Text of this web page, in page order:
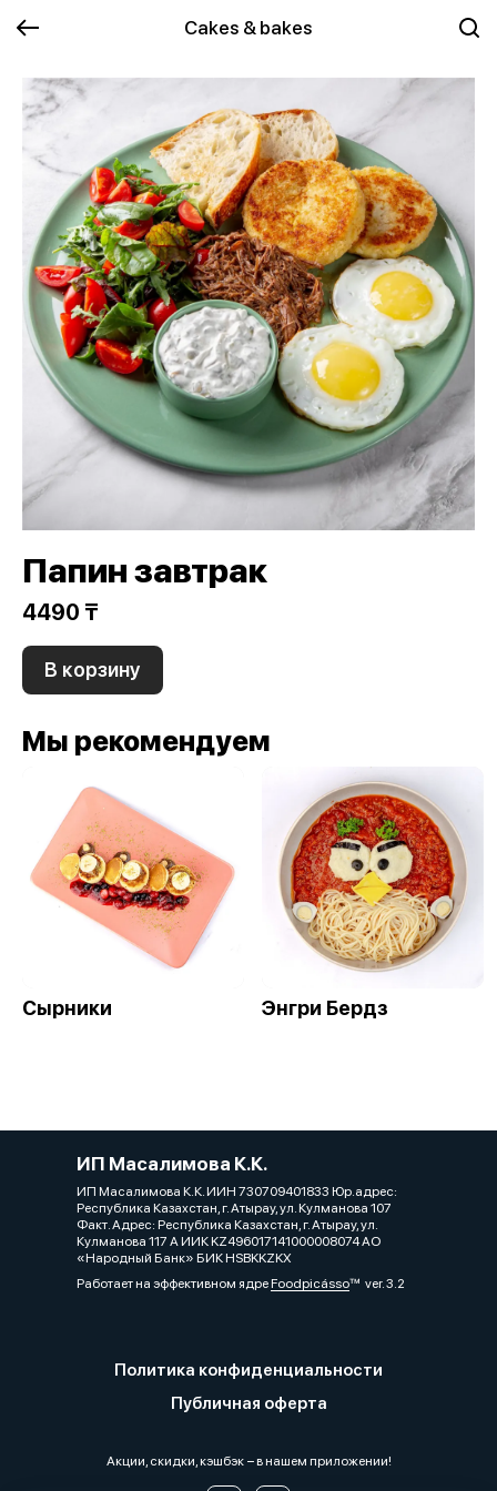
Cakes & bakes
Папин завтрак
4490 ₸
В корзину
Мы рекомендуем
Сырники Энгри Бердз
ИП Масалимова К.К.
ИП Масалимова К.К. ИИН 730709401833 Юр.адрес:
Республика Казахстан, г. Атырау, ул. Кулманова 107
Факт. Адрес: Республика Казахстан, г. Атырау, ул.
Кулманова 117 А ИИК KZ496017141000008074 АО
«Народный Банк» БИК HSBKKZKX
Работает на эффективном ядреFoodpicássover. 3.2
Политика конфиденциальности
Публичная оферта
Акции, скидки, кэшбэк − в нашем приложении!